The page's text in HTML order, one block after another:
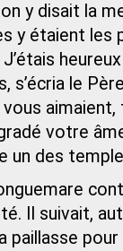
y disait la
y étaient les
s’écria le
vous
votre
un des
Il suivait,
paillasse